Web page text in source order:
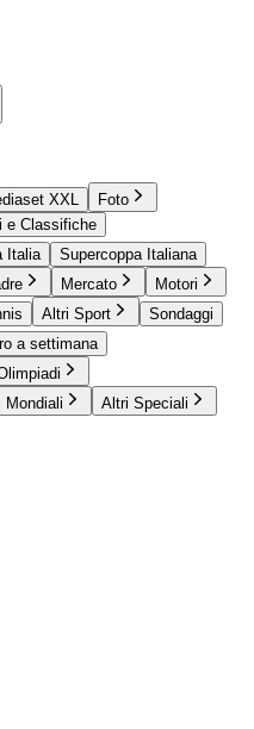
XXL
Foto
e Classifiche
Italia
Supercoppa Italiana
Mercato
Motori
Altri Sport
Sondaggi
a settimana
Mondiali Altri Speciali